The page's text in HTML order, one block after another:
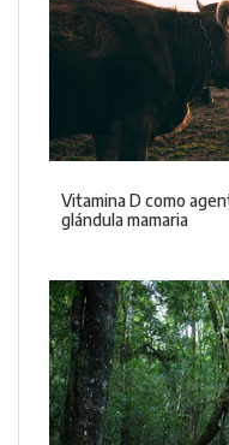
Vitamina D como
glándula mamaria